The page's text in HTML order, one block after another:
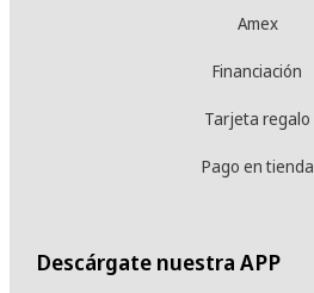
Amex
Financiación
Tarjeta regalo
Pago en tienda
Descárgate nuestra APP